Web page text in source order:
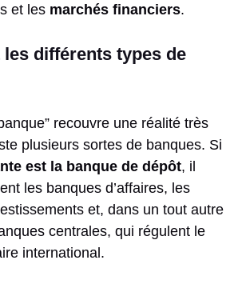
et les marchés financiers.
les différents types de
recouvre une réalité très
plusieurs sortes de banques. Si
est la banque de dépôt, il
les banques d’affaires, les
et, dans un tout autre
centrales, qui régulent le
international.